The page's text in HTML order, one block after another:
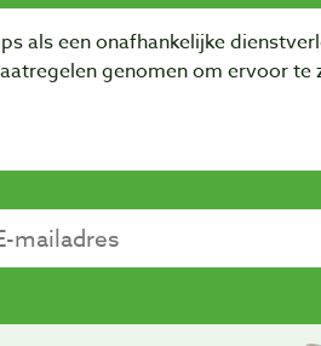
als een onafhankelijke
genomen om ervoor